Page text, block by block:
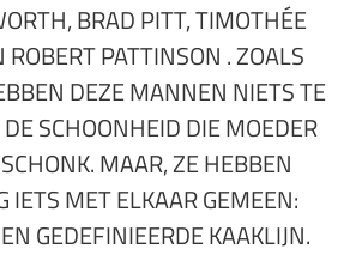
BRAD PITT, TIMOTHÉE
PATTINSON . ZOALS
DEZE MANNEN NIETS TE
SCHOONHEID DIE MOEDER
MAAR, ZE HEBBEN
IETS MET ELKAAR GEMEEN:
GEDEFINIEERDE KAAKLIJN.